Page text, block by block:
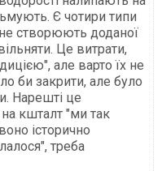
Є чотири типи
створюють доданої
Це витрати,
але варто їх не
би закрити, але було
Нарешті це
кшталт "ми так
історично
треба